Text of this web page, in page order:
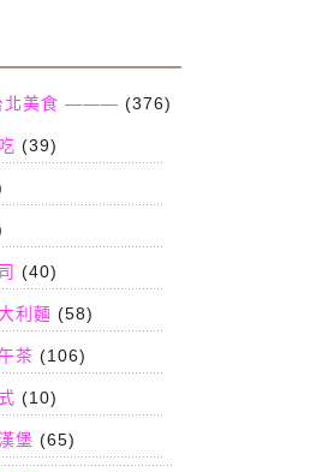
北美食 ——— (376)
(39)
(40)
利麵 (58)
茶 (106)
(10)
堡 (65)